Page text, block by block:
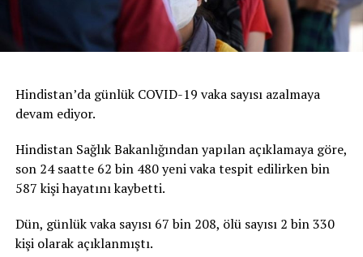
Hindistan’da günlük COVID-19 vaka sayısı azalmaya
devam ediyor.
Hindistan Sağlık Bakanlığından yapılan açıklamaya göre,
son 24 saatte 62 bin 480 yeni vaka tespit edilirken bin
587 kişi hayatını kaybetti.
Dün, günlük vaka sayısı 67 bin 208, ölü sayısı 2 bin 330
kişi olarak açıklanmıştı.